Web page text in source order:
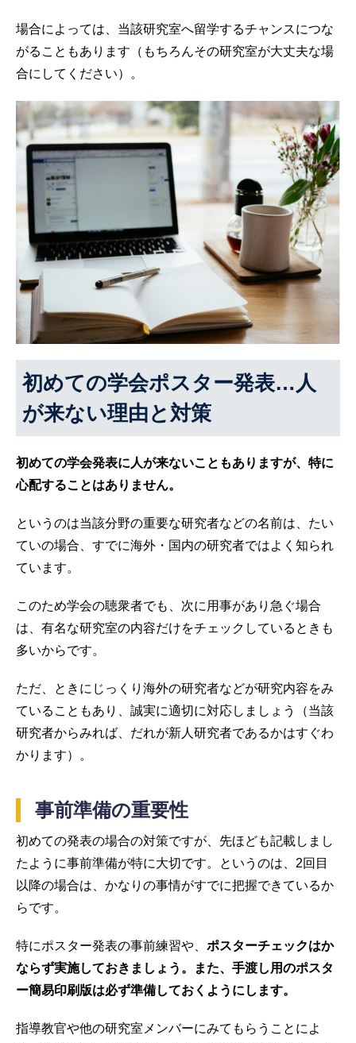
場合によっては、当該研究室へ留学するチャンスにつな
がることもあります（もちろんその研究室が大丈夫な場
合にしてください）。
初めての学会ポスター発表…人
が来ない理由と対策
初めての学会発表に人が来ないこともありますが、特に
心配することはありません。
というのは当該分野の重要な研究者などの名前は、たい
ていの場合、すでに海外・国内の研究者ではよく知られ
ています。
このため学会の聴衆者でも、次に用事があり急ぐ場合
は、有名な研究室の内容だけをチェックしているときも
多いからです。
ただ、ときにじっくり海外の研究者などが研究内容をみ
ていることもあり、誠実に適切に対応しましょう（当該
研究者からみれば、だれが新人研究者であるかはすぐわ
かります）。
事前準備の重要性
初めての発表の場合の対策ですが、先ほども記載しまし
たように事前準備が特に大切です。というのは、2回目
以降の場合は、かなりの事情がすでに把握できているか
らです。
特にポスター発表の事前練習や、 ポスターチェックはか
ならず実施しておきましょう。また、手渡し用のポスタ
ー簡易印刷版は必ず準備しておくようにします。
指導教官や他の研究室メンバーにみてもらうことによ